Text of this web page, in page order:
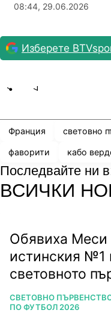
08:44, 29.06.2026
Изберете
Франция световно
фаворити кабо
Последвайте ни
ВСИЧКИ
Обявиха Меси
истинския №1
световното
ПОВЕЧЕ ОТ
СВЕТОВНО
ПО ФУТБОЛ 2026